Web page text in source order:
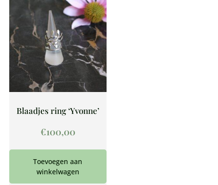
Blaadjes ring ‘Yvonne’
€100,00
Toevoegen aan
winkelwagen